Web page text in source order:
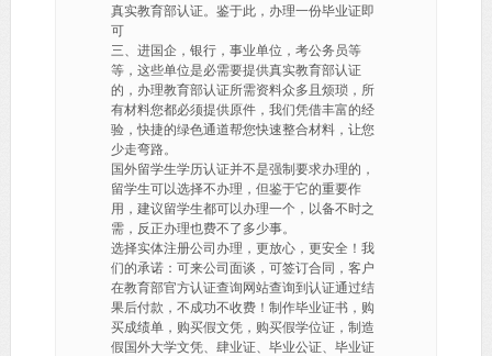
真实教育部认证。鉴于此，办理一份毕业证即
可
三、进国企，银行，事业单位，考公务员等
等，这些单位是必需要提供真实教育部认证
的，办理教育部认证所需资料众多且烦琐，所
有材料您都必须提供原件，我们凭借丰富的经
验，快捷的绿色通道帮您快速整合材料，让您
少走弯路。
国外留学生学历认证并不是强制要求办理的，
留学生可以选择不办理，但鉴于它的重要作
用，建议留学生都可以办理一个，以备不时之
需，反正办理也费不了多少事。
选择实体注册公司办理，更放心，更安全！我
们的承诺：可来公司面谈，可签订合同，客户
在教育部官方认证查询网站查询到认证通过结
果后付款，不成功不收费！制作毕业证书，购
买成绩单，购买假文凭，购买假学位证，制造
假国外大学文凭、肆业证、毕业公证、毕业证